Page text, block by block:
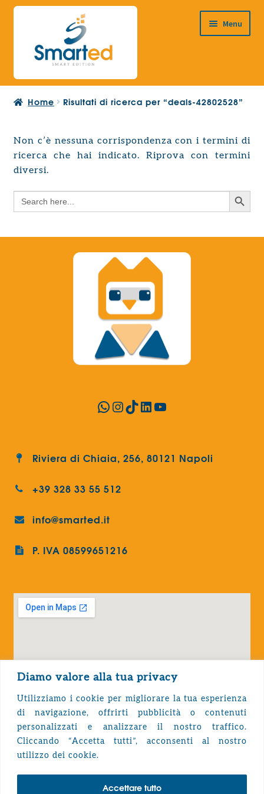
Diamo valore alla tua privacy
Utilizziamo i cookie per migliorare la tua esperienza
di navigazione, offrirti pubblicità o contenuti
personalizzati e analizzare il nostro traffico.
Cliccando “Accetta tutti”, acconsenti al nostro
utilizzo dei cookie.
Accettare tutto
Vai
navigazione
Vai
contenuto
Menu
HOME
PRODOTTI
Espandi
il
child
PROGETTAZIONE EUROPEA
menu
child
Search
Home Risultati di ricerca per “deals-42802528”
Non c’è nessuna corrispondenza con i termini di
ricerca che hai indicato. Riprova con termini
diversi.
Search
for:
Search Button
WhatsApp
Instagram
TikTok
LinkedIn
YouTube
Riviera di Chiaia, 256, 80121 Napoli
+39 328 33 55 512
info@smarted.it
P. IVA 08599651216
Privacy Policy